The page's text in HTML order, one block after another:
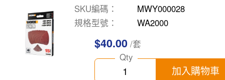
SKU編碼
MWY000028
規格型號
WA2000
$40.00 /套
Qty
加入購物車